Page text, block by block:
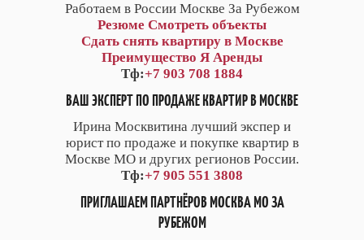
Работаем в России Москве За Рубежом
Резюме Смотреть объекты
Сдать снять квартиру в Москве
Преимущество Я Аренды
Тф:+7 903 708 1884
ВАШ ЭКСПЕРТ ПО ПРОДАЖЕ КВАРТИР В МОСКВЕ
Ирина Москвитина лучший экспер и
юрист по продаже и покупке квартир в
Москве МО и других регионов России.
Тф:+7 905 551 3808
ПРИГЛАШАЕМ ПАРТНЁРОВ МОСКВА МО ЗА
РУБЕЖОМ